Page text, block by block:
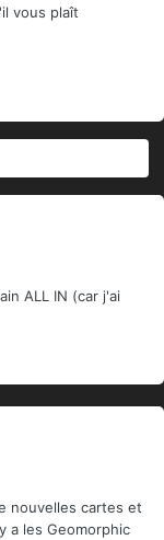
vous plaît
ALL IN (car j'ai
nouvelles cartes et
a les Geomorphic